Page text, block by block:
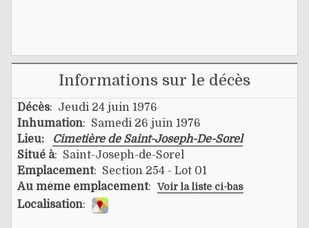
Informations sur le décès
Décès: Jeudi 24 juin 1976
Inhumation: Samedi 26 juin 1976
Lieu:
Cimetière de Saint-Joseph-De-Sorel
Situé à: Saint-Joseph-de-Sorel
Emplacement: Section 254 - Lot 01
Au même emplacement: Voir la liste ci-bas
Localisation: